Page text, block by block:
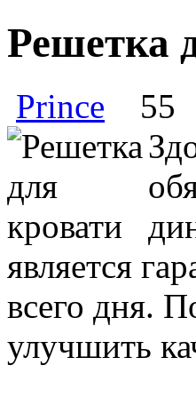
Решетка
Prince 55
является
всего дня.
улучшить